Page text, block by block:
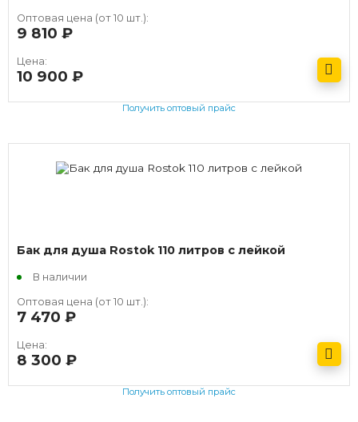
Оптовая цена (от 10 шт.):
9 810
Цена:
10 900
Получить оптовый прайс
Бак для душа Rostok 110 литров с лейкой
В наличии
Оптовая цена (от 10 шт.):
7 470
Цена:
8 300
Получить оптовый прайс